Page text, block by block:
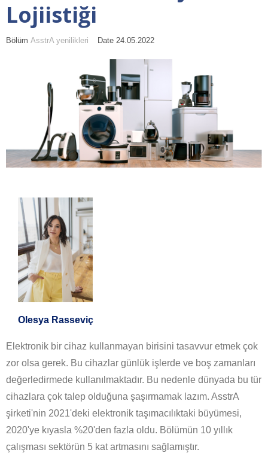
Lojiistiği
Bölüm AsstrA yenilikleri Date 24.05.2022
Olesya Rasseviç
Elektronik bir cihaz kullanmayan birisini tasavvur etmek çok
zor olsa gerek. Bu cihazlar günlük işlerde ve boş zamanları
değerledirmede kullanılmaktadır. Bu nedenle dünyada bu tür
cihazlara çok talep olduğuna şaşırmamak lazım. AsstrA
şirketi'nin 2021'deki elektronik taşımacılıktaki büyümesi,
2020'ye kıyasla %20'den fazla oldu. Bölümün 10 yıllık
çalışması sektörün 5 kat artmasını sağlamıştır.